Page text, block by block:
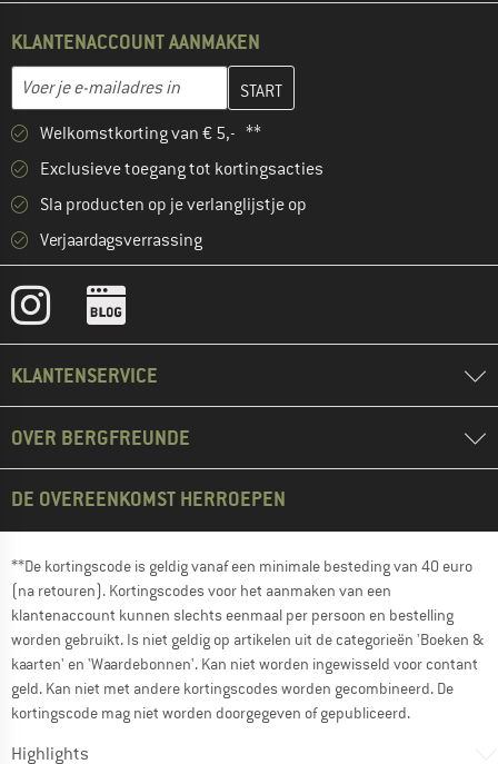
KLANTENACCOUNT AANMAKEN
Voer je e-mailadres in
Vul je e-mailadres hier in en maak in de volgende stap je
Welkomstkorting van € 5,- **
Exclusieve toegang tot kortingsacties
Sla producten op je verlanglijstje op
Verjaardagsverrassing
KLANTENSERVICE
OVER BERGFREUNDE
DE OVEREENKOMST HERROEPEN
**De kortingscode is geldig vanaf een minimale besteding van 40 euro
(na retouren). Kortingscodes voor het aanmaken van een
klantenaccount kunnen slechts eenmaal per persoon en bestelling
worden gebruikt. Is niet geldig op artikelen uit de categorieën 'Boeken &
kaarten' en 'Waardebonnen'. Kan niet worden ingewisseld voor contant
geld. Kan niet met andere kortingscodes worden gecombineerd. De
kortingscode mag niet worden doorgegeven of gepubliceerd.
Highlights